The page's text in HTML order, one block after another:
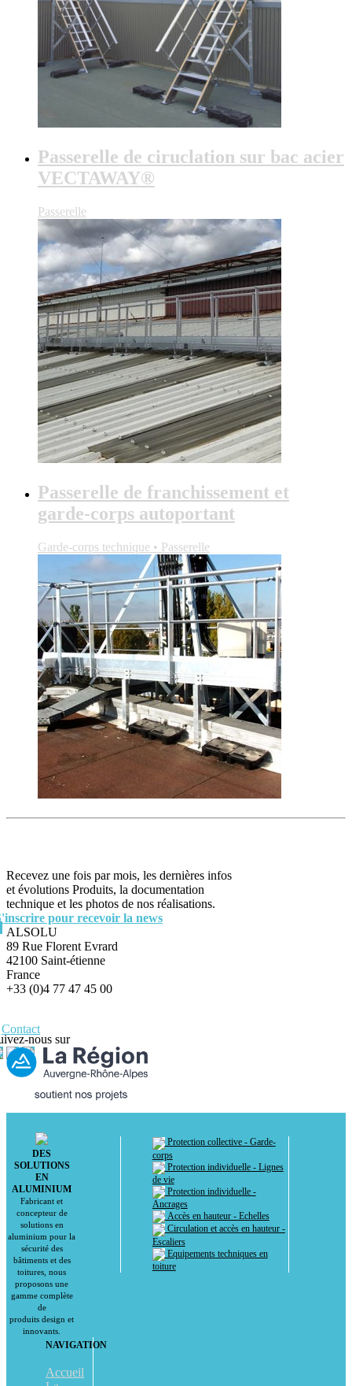
Passerelle de ciruclation sur bac acier
VECTAWAY®
Passerelle
Passerelle de franchissement et
garde-corps autoportant
Garde-corps technique • Passerelle
Recevez une fois par mois, les dernières infos
et évolutions Produits, la documentation
technique et les photos de nos réalisations.
pour recevoir la news
ALSOLU
89 Rue Florent Evrard
42100 Saint-étienne
France
+33 (0)4 77 47 45 00
Contact
nous sur
DES
SOLUTIONS
EN
ALUMINIUM
Fabricant et
concepteur de
solutions en
aluminium pour la
sécurité des
bâtiments et des
toitures, nous
proposons une
gamme complète
de
produits design et
innovants.
Protection collective - Garde-
corps
Protection individuelle - Lignes
de vie
Protection individuelle -
Ancrages
Accès en hauteur - Echelles
Circulation et accès en hauteur -
Escaliers
Equipements techniques en
toiture
NAVIGATION
Accueil